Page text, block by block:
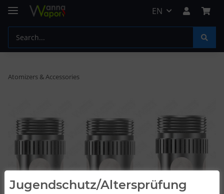
EN
Atomizers & Accessories
Jugendschutz/Altersprüfung